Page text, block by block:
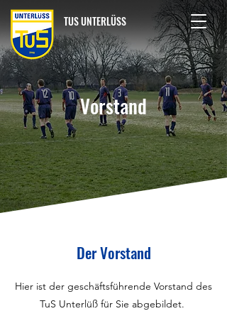
TUS UNTERLÜSS
Vorstand
Der Vorstand
Hier ist der geschäftsführende Vorstand des
TuS Unterlüß für Sie abgebildet.